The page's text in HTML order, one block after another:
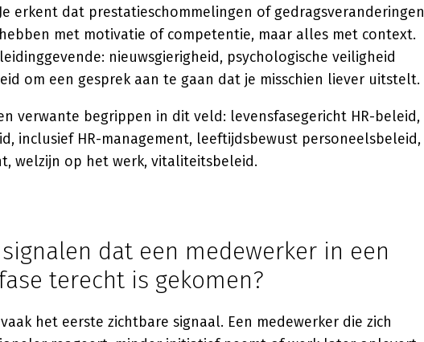
erkent dat prestatieschommelingen of gedragsveranderingen
met motivatie of competentie, maar alles met context.
nieuwsgierigheid, psychologische veiligheid
om een gesprek aan te gaan dat je misschien liever uitstelt.
verwante begrippen in dit veld: levensfasegericht HR-beleid,
inclusief HR-management, leeftijdsbewust personeelsbeleid,
welzijn op het werk, vitaliteitsbeleid.
dat een medewerker in een
terecht is gekomen?
het eerste zichtbare signaal. Een medewerker die zich